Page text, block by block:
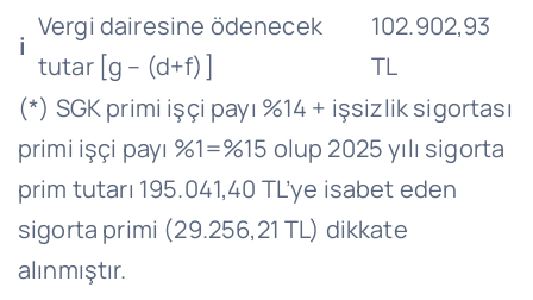
i
Vergi dairesine ödenecek
tutar [g – (d+f)]
102.902,93
TL
(*) SGK primi işçi payı %14 + işsizlik sigortası
primi işçi payı %1=%15 olup 2025 yılı sigorta
prim tutarı 195.041,40 TL’ye isabet eden
sigorta primi (29.256,21 TL) dikkate
alınmıştır.